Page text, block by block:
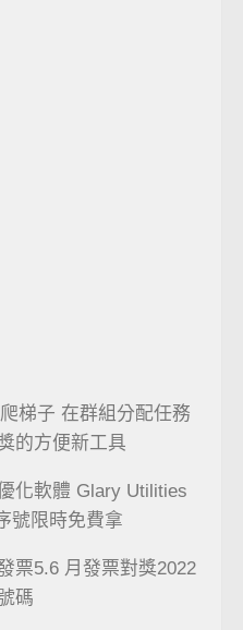
梯子 在群組分配任務
的方便新工具
化軟體 Glary Utilities
號限時免費拿
票5.6 月發票對獎2022
碼